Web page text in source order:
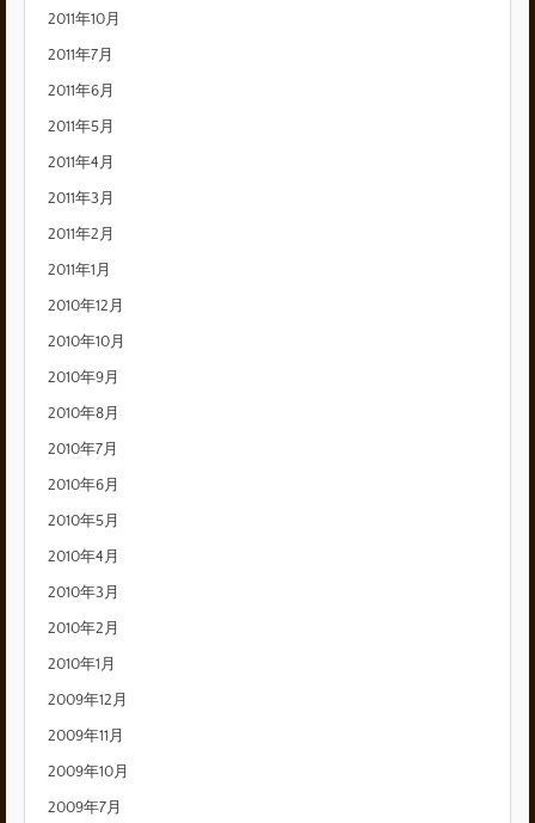
2011年10月
2011年7月
2011年6月
2011年5月
2011年4月
2011年3月
2011年2月
2011年1月
2010年12月
2010年10月
2010年9月
2010年8月
2010年7月
2010年6月
2010年5月
2010年4月
2010年3月
2010年2月
2010年1月
2009年12月
2009年11月
2009年10月
2009年7月